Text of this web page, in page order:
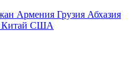
Армения Грузия Абхазия
Китай США